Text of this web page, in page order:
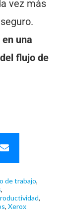
vez más
una
flujo de
de trabajo,
,
,
, Xerox